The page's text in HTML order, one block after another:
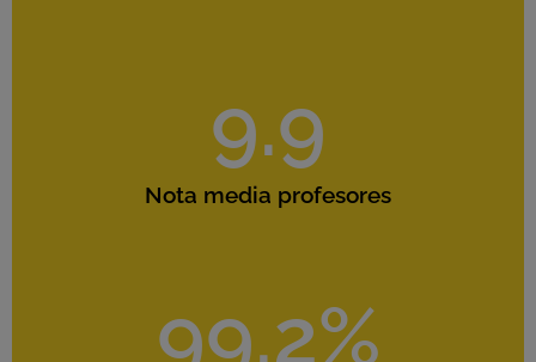
Nota media profesores
9.9
99.2%